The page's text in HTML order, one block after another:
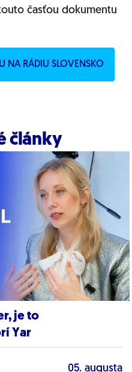
časťou dokumentu
NA RÁDIU SLOVENSKO
články
je to
Yar
05. augusta